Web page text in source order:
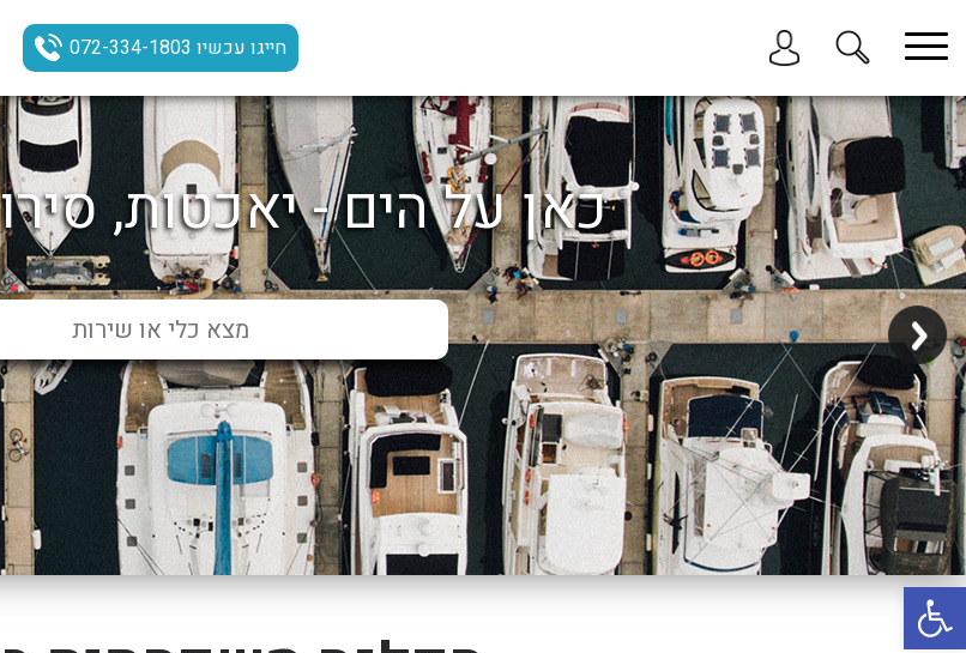
פתח סרגל נגישות
חייגו עכשיו 072-334-1803
בחר תתקטגוריה בחר מיקום
הכל
ביוון / ליוון
בישראל
באילת
במרינה הרצליה
בכנרת
בהרצליה
בתל אביב
באשקלון
באשדוד
בטבריה
כאן על הים - יאכטות,